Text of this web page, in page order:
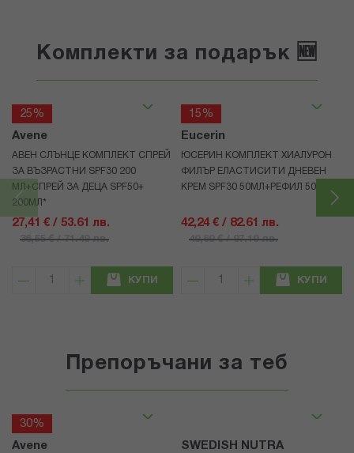
Комплекти за подарък 🆕
25%
Avene
АВЕН СЛЪНЦЕ КОМПЛЕКТ СПРЕЙ
ЗА ВЪЗРАСТНИ SPF30 200
МЛ+СПРЕЙ ЗА ДЕЦА SPF50+
200МЛ*
27,41 € / 53.61 лв.
36,55 € / 71.49 лв.
КУПИ
15%
Eucerin
ЮСЕРИН КОМПЛЕКТ ХИАЛУРОН
ФИЛЪР ЕЛАСТИСИТИ ДНЕВЕН
КРЕМ SPF30 50МЛ+РЕФИЛ 50МЛ
42,24 € / 82.61 лв.
49,69 € / 97.19 лв.
КУПИ
Препоръчани за теб
30%
Avene
SWEDISH NUTRA